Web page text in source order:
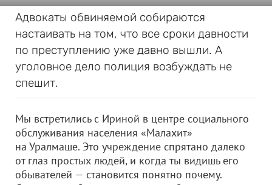
Адвокаты обвиняемой собираются
настаивать на том, что все сроки давности
по преступлению уже давно вышли. А
уголовное дело полиция возбуждать не
спешит.
Мы встретились с Ириной в центре социального
обслуживания населения «Малахит»
на Уралмаше. Это учреждение спрятано далеко
от глаз простых людей, и когда ты видишь его
обывателей — становится понятно почему.